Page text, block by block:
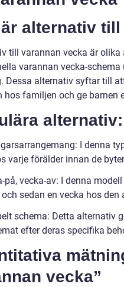
alternativ
till varannan vecka är
varannan vecka-
Dessa alternativ syftar till
hos familjen och ge
alternativ:
I denna
varje förälder innan de
på, vecka-av: I denna
sedan en vecka hos den
schema: Detta alternativ
efter deras specifika
vecka”